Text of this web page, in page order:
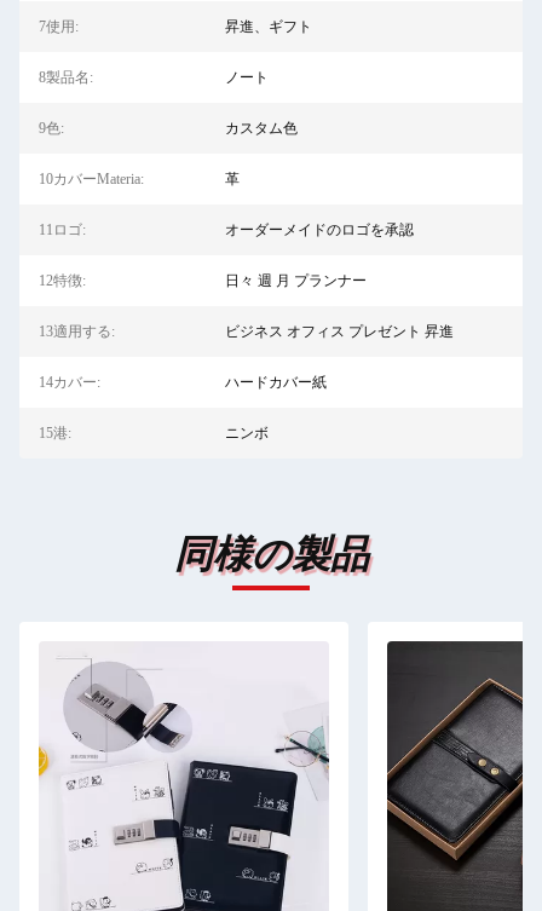
7使用: 昇進、ギフト
8製品名: ノート
9色: カスタム色
10カバーMateria: 革
11ロゴ: オーダーメイドのロゴを承認
12特徴: 日々 週 月 プランナー
13適用する: ビジネス オフィス プレゼント 昇進
14カバー: ハードカバー紙
15港: ニンボ
同様の製品